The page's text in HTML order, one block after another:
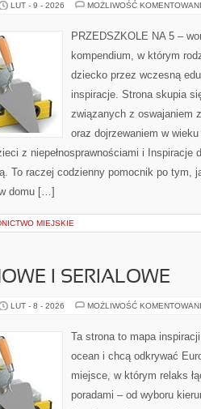
LUT - 9 - 2026 MOŻLIWOŚĆ
PRZEDSZKOLE NA 5 –
kompendium, w którym
dziecko przez wczesną
inspiracje. Strona skupia
związanych z oswajaniem
oraz dojrzewaniem w
z niepełnosprawnościami i Inspiracje
To raczej codzienny pomocnik po tym,
domu […]
MIEJSKIE
I SERIALOWE
LUT - 8 - 2026 MOŻLIWOŚĆ
Ta strona to mapa
ocean i chcą odkrywać
miejsce, w którym relaks
poradami – od wyboru